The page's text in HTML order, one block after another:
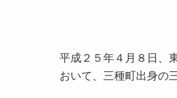
平成２５年４月８日、
おいて、三種町出身の